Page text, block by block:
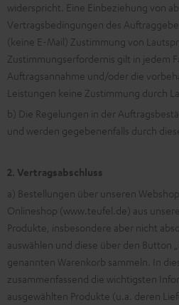
widerspricht. Eine Einbeziehung von
Vertragsbedingungen des
(keine E-Mail) Zustimmung von
Zustimmungserfordernis gilt in jedem
Auftragsannahme und/oder die
Leistungen keine Zustimmung durch
b) Die Regelungen in der
und werden gegebenenfalls durch
2. Vertragsabschluss
a) Bestellungen über unseren
Onlineshop (www.teufel.de) aus
Produkte, insbesondere aber nicht
auswählen und diese über den Button
genannten Warenkorb sammeln. In
zusammenfassend die wichtigsten
ausgewählten Produkte (u.a. deren